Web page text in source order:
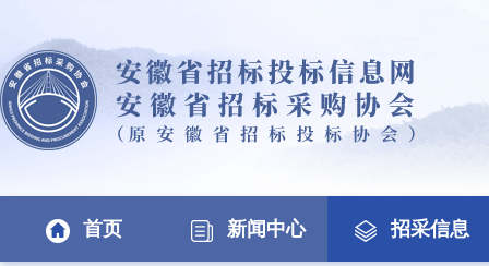
首页 新闻中心 招采信息